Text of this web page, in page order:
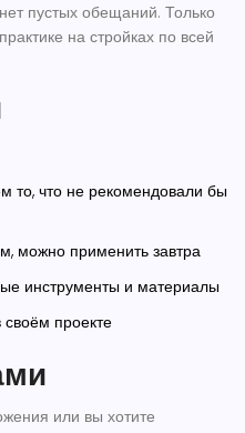
пустых обещаний. Только
на стройках по всей
то, что не рекомендовали бы
можно применить завтра
инструменты и материалы
проекте
или вы хотите